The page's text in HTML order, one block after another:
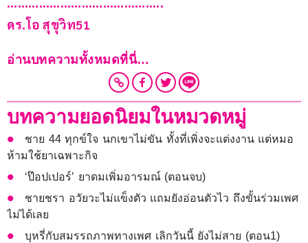
ดร.โอ สุขุวิท51
อ่านบทความทั้งหมดที่นี่…
บทความยอดนิยมในหมวดหมู่
ชาย 44 ทุกข์ใจ นกเขาไม่ขัน ทั้งที่เพิ่งจะแต่งงาน แต่หมอ
ห้ามใช้ยาเฉพาะกิจ
‘ป๊อปเปอร์’ ยาดมเพิ่มอารมณ์ (ตอนจบ)
ชายชรา อวัยวะไม่แข็งตัว แถมยังอ่อนตัวไว ถึงขั้นร่วมเพศ
ไม่ได้เลย
บุหรี่กับสมรรถภาพทางเพศ เลิกวันนี้ ยังไม่สาย (ตอน1)